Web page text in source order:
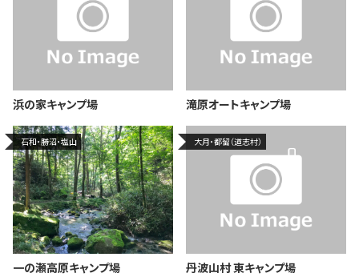
浜の家キャンプ場 滝原オートキャンプ場
石和・勝沼・塩山
一の瀬高原キャンプ場
大月・都留（道志村）
丹波山村 東キャンプ場